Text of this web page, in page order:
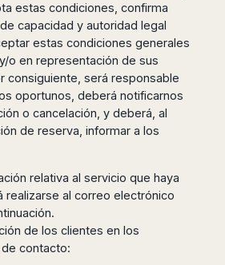
estas condiciones, confirma
capacidad y autoridad legal
estas condiciones generales
o en representación de sus
consiguiente, será responsable
oportunos, deberá notificarnos
o cancelación, y deberá, al
de reserva, informar a los
relativa al servicio que haya
realizarse al correo electrónico
de los clientes en los
contacto: